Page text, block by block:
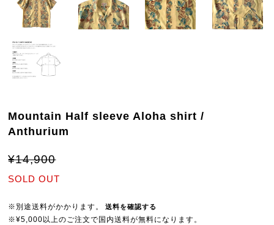
Mountain Half sleeve Aloha shirt /
Anthurium
¥14,900
SOLD OUT
※別途送料がかかります。 送料を確認する
※¥5,000以上のご注文で国内送料が無料になります。